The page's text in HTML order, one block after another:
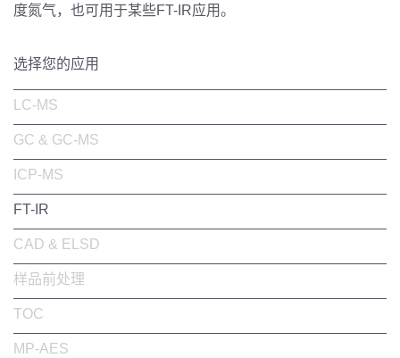
选择您的应用
LC-MS
GC & GC-MS
ICP-MS
FT-IR
CAD & ELSD
样品前处理
TOC
MP-AES
度氮气，也可用于某些FT-IR应用。